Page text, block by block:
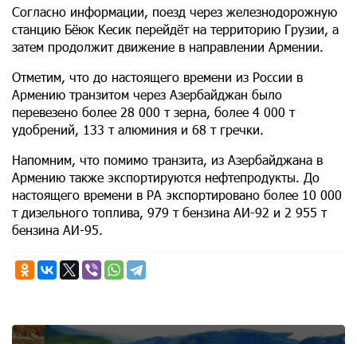
Согласно информации, поезд через железнодорожную
станцию Бёюк Кесик перейдёт на территорию Грузии, а
затем продолжит движение в направлении Армении.
Отметим, что до настоящего времени из России в
Армению транзитом через Азербайджан было
перевезено более 28 000 т зерна, более 4 000 т
удобрений, 133 т алюминия и 68 т гречки.
Напомним, что помимо транзита, из Азербайджана в
Армению также экспортируются нефтепродукты. До
настоящего времени в РА экспортировано более 10 000
т дизельного топлива, 979 т бензина АИ-92 и 2 955 т
бензина АИ-95.